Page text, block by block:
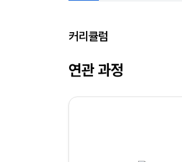
커리큘럼
연관 과정